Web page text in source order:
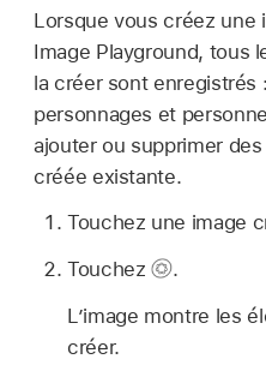
Lorsque vous créez une
Image Playground, tous
la créer sont enregistrés
personnages et
ajouter ou supprimer
créée existante.
Touchez une image
Touchez
.
L’image montre les
créer.